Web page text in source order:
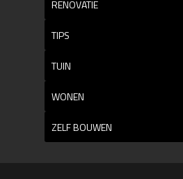
RENOVATIE
TIPS
TUIN
WONEN
ZELF BOUWEN